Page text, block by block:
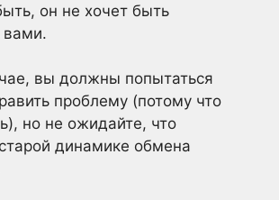
он не хочет быть
вами.
вы должны попытаться
проблему (потому что
но не ожидайте, что
динамике обмена